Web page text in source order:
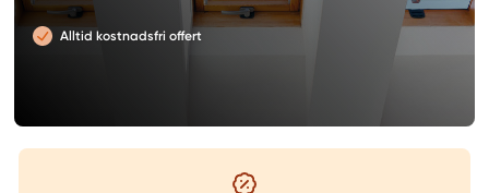
Alltid kostnadsfri offert